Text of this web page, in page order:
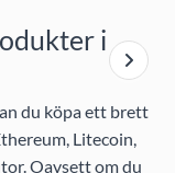
i
du köpa ett brett
Litecoin,
Oavsett om du